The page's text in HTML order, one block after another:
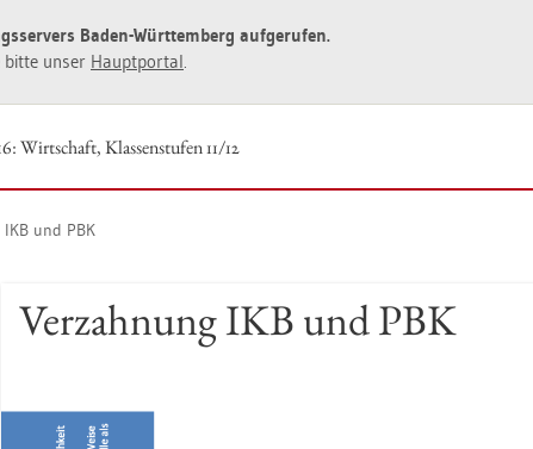
Baden-Würt­tem­berg auf­ge­ru­fen.
bitte unser Haupt­por­tal.
Wirt­schaft, Klas­sen­stu­fen 11/12
und PBK
Ver­zah­nung IKB und PBK